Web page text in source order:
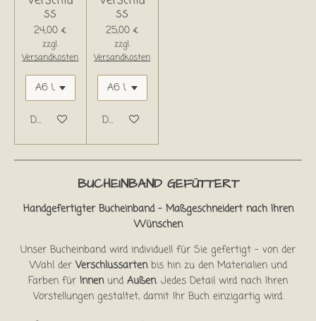
ss
24,00 €
zzgl.
Versandkosten
Details anzeigen
ss
25,00 €
zzgl.
Versandkosten
Details anzeigen
BUCHEINBAND GEFÜTTERT
Handgefertigter Bucheinband – Maßgeschneidert nach Ihren
Wünschen
Unser Bucheinband wird individuell für Sie gefertigt – von der
Wahl derVerschlussartenbis hin zu den Materialien und
Farben für Innenund Außen. Jedes Detail wird nach Ihren
Vorstellungen gestaltet, damit Ihr Buch einzigartig wird.